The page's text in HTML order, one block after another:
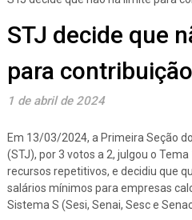
STJ decide que
para
1 de abril de 2024
Em 13/03/2024, a Primeira Seção
(STJ), por 3 votos a 2, julgou o
recursos repetitivos, e decidiu que
salários mínimos para empresas
Sistema S (Sesi, Senai, Sesc e